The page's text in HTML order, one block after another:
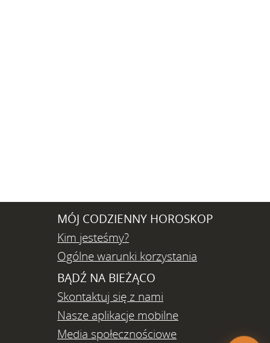
MÓJ CODZIENNY HOROSKOP
Kim jesteśmy?
Ogólne warunki korzystania
BĄDŹ NA BIEŻĄCO
Skontaktuj się z nami
Nasze aplikacje mobilne
Media społecznościowe